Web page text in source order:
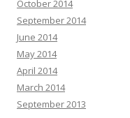
October 2014
September 2014
June 2014
May 2014
April 2014
March 2014
September 2013